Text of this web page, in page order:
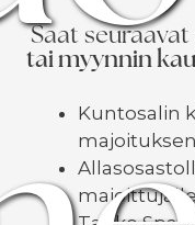
Saat
tai myynnin
Kuntosalin